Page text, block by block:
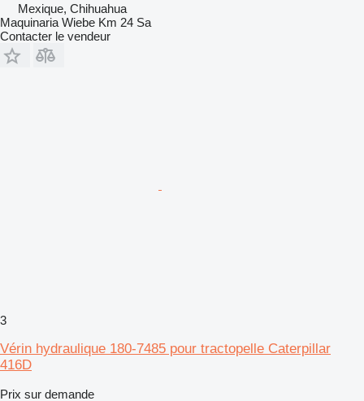
Mexique, Chihuahua
Maquinaria Wiebe Km 24 Sa
Contacter le vendeur
3
Vérin hydraulique 180-7485 pour tractopelle Caterpillar
416D
Prix sur demande